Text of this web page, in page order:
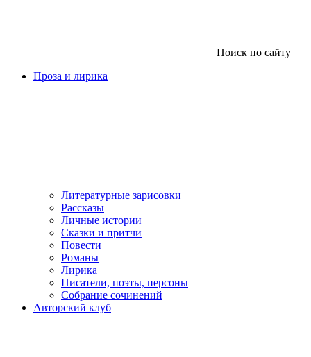
Поиск по сайту
Проза и лирика
Литературные зарисовки
Рассказы
Личные истории
Сказки и притчи
Повести
Романы
Лирика
Писатели, поэты, персоны
Собрание сочинений
Авторский клуб